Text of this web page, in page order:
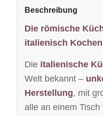
Beschreibung
Die römische
italienisch
Die italienische
Welt bekannt –
Herstellung, mit
alle an einem